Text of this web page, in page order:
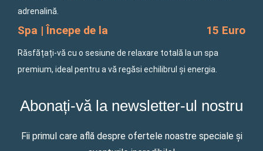
adrenalină.
Spa | Începe de la 15 Euro
Răsfățați-vă cu o sesiune de relaxare totală la un spa
premium, ideal pentru a vă regăsi echilibrul și energia.
Abonați-vă la newsletter-ul nostru
Fii primul care află despre ofertele noastre speciale și